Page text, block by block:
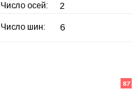
Число осей: 2
Число шин: 6
87